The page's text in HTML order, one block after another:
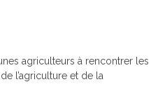
agriculteurs à rencontrer les
l’agriculture et de la